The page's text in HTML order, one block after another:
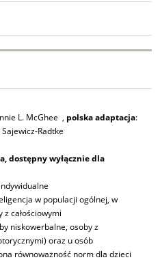
L. McGhee , polska adaptacja:
Radtke
dostępny wyłącznie dla
w populacji ogólnej, w
całościowymi
niskowerbalne, osoby z
oraz u osób
równoważność norm dla dzieci